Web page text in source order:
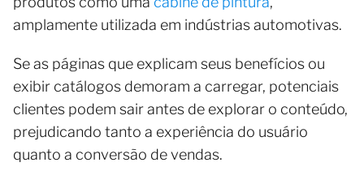
amplamente utilizada em indústrias automotivas.
Se as páginas que explicam seus benefícios ou
exibir catálogos demoram a carregar, potenciais
clientes podem sair antes de explorar o conteúdo,
prejudicando tanto a experiência do usuário
quanto a conversão de vendas.